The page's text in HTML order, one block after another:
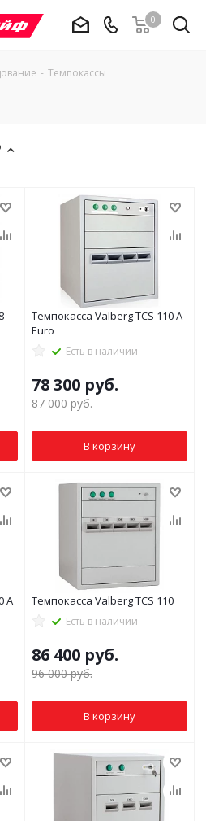
0
- Темпокассы
Темпокасса Valberg TCS 110 A
Euro
Есть в наличии
78 300 руб.
87 000руб.
В корзину
A Темпокасса Valberg TCS 110
Есть в наличии
86 400 руб.
96 000руб.
В корзину